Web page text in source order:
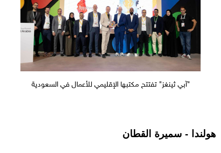
"آبي ثينغز" تفتتح مكتبها الإقليمي للأعمال في السعودية
هولندا - سميرة القطان